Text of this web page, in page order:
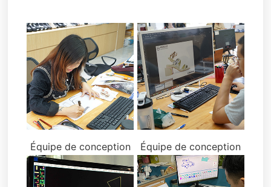
Équipe de conception Équipe de conception